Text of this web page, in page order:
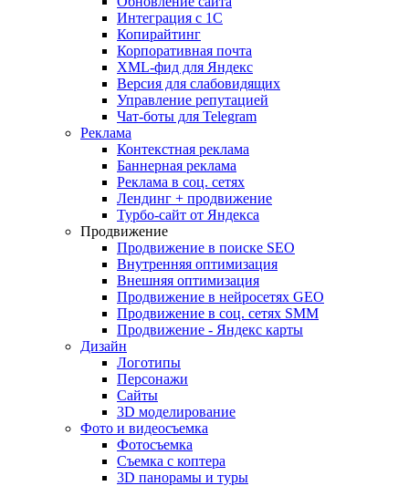
Интеграция с 1С
Копирайтинг
Корпоративная почта
XML-фид для Яндекс
Версия для слабовидящих
Управление репутацией
Чат-боты для Telegram
Реклама
Контекстная реклама
Баннерная реклама
Реклама в соц. сетях
Лендинг + продвижение
Турбо-сайт от Яндекса
Продвижение
Продвижение в поиске SEO
Внутренняя оптимизация
Внешняя оптимизация
Продвижение в нейросетях GEO
Продвижение в соц. сетях SMM
Продвижение - Яндекс карты
Дизайн
Логотипы
Персонажи
Сайты
3D моделирование
Фото и видеосъемка
Фотосъемка
Съемка с коптера
3D панорамы и туры